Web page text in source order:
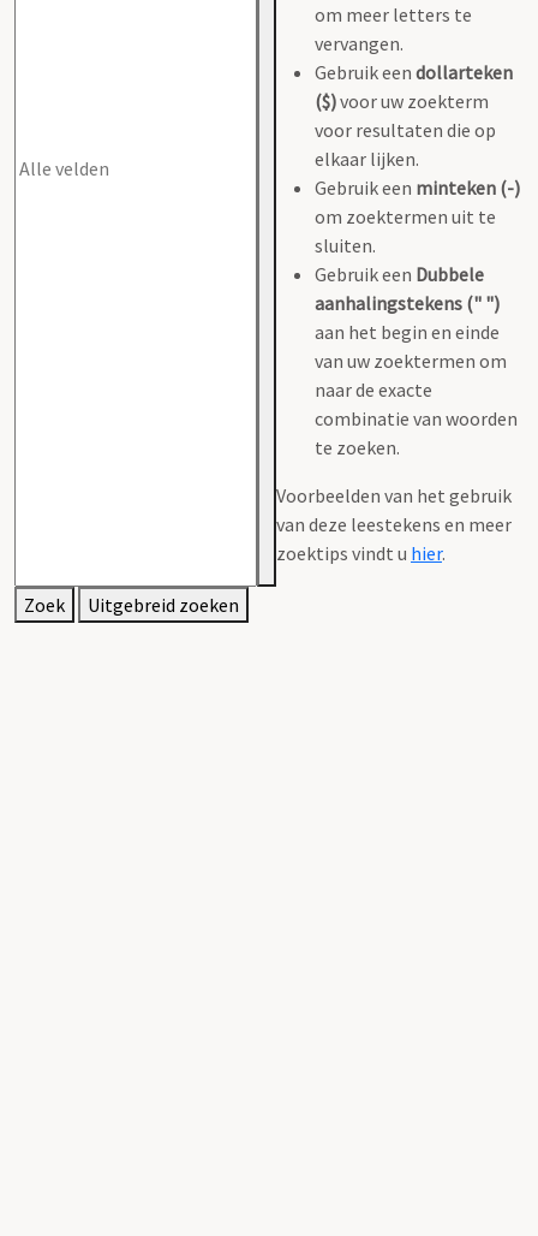
om meer letters te
vervangen.
Gebruik een dollarteken
($)voor uw zoekterm
voor resultaten die op
elkaar lijken.
Gebruik een minteken (-)
om zoektermen uit te
sluiten.
Gebruik een Dubbele
aanhalingstekens (" ")
aan het begin en einde
van uw zoektermen om
naar de exacte
combinatie van woorden
te zoeken.
Voorbeelden van het gebruik
van deze leestekens en meer
zoektips vindt u hier.
Zoek Uitgebreid zoeken